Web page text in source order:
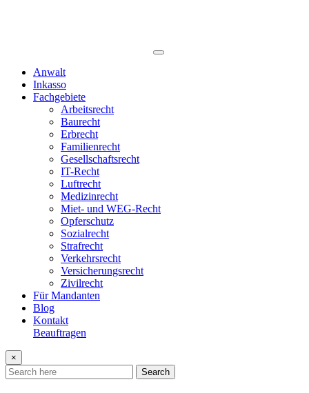
Anwalt
Inkasso
Fachgebiete
Arbeitsrecht
Baurecht
Erbrecht
Familienrecht
Gesellschaftsrecht
IT-Recht
Luftrecht
Medizinrecht
Miet- und WEG-Recht
Opferschutz
Sozialrecht
Strafrecht
Verkehrsrecht
Versicherungsrecht
Zivilrecht
Für Mandanten
Blog
Kontakt
Beauftragen
×
Search